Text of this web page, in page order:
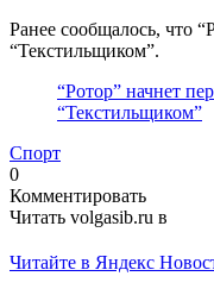
Ранее сообщалось, что
“Текстильщиком”.
“Ротор” начнет
“Текстильщиком”
Спорт
0
Комментировать
Читать volgasib.ru в
Читайте в Яндекс